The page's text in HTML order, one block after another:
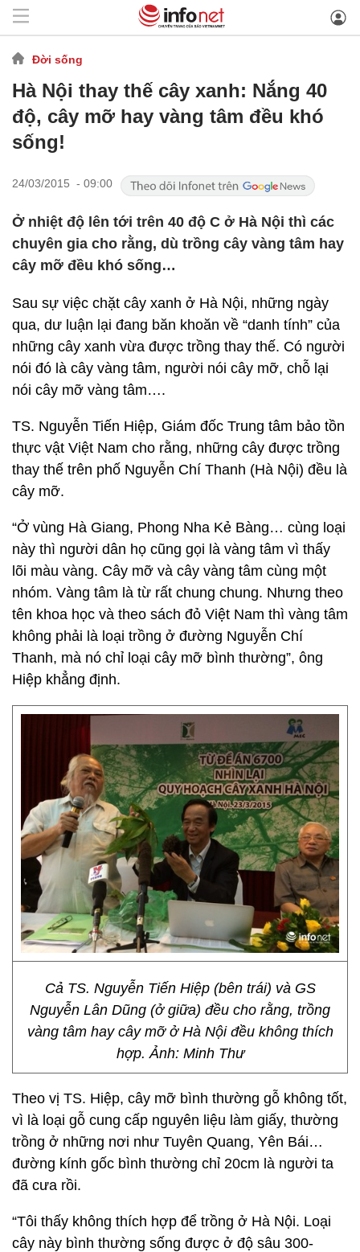
Đời sống
Hà Nội thay thế cây xanh: Nắng 40
độ, cây mỡ hay vàng tâm đều khó
sống!
24/03/2015 - 09:00
Ở nhiệt độ lên tới trên 40 độ C ở Hà Nội thì các
chuyên gia cho rằng, dù trồng cây vàng tâm hay
cây mỡ đều khó sống…
Sau sự việc chặt cây xanh ở Hà Nội, những ngày
qua, dư luận lại đang băn khoăn về “danh tính” của
những cây xanh vừa được trồng thay thế. Có người
nói đó là cây vàng tâm, người nói cây mỡ, chỗ lại
nói cây mỡ vàng tâm….
TS. Nguyễn Tiến Hiệp, Giám đốc Trung tâm bảo tồn
thực vật Việt Nam cho rằng, những cây được trồng
thay thế trên phố Nguyễn Chí Thanh (Hà Nội) đều là
cây mỡ.
“Ở vùng Hà Giang, Phong Nha Kẻ Bàng… cùng loại
này thì người dân họ cũng gọi là vàng tâm vì thấy
lõi màu vàng. Cây mỡ và cây vàng tâm cùng một
nhóm. Vàng tâm là từ rất chung chung. Nhưng theo
tên khoa học và theo sách đỏ Việt Nam thì vàng tâm
không phải là loại trồng ở đường Nguyễn Chí
Thanh, mà nó chỉ loại cây mỡ bình thường”, ông
Hiệp khẳng định.
Cả TS. Nguyễn Tiến Hiệp (bên trái) và GS
Nguyễn Lân Dũng (ở giữa) đều cho rằng, trồng
vàng tâm hay cây mỡ ở Hà Nội đều không thích
hợp. Ảnh: Minh Thư
Theo vị TS. Hiệp, cây mỡ bình thường gỗ không tốt,
vì là loại gỗ cung cấp nguyên liệu làm giấy, thường
trồng ở những nơi như Tuyên Quang, Yên Bái…
đường kính gốc bình thường chỉ 20cm là người ta
đã cưa rồi.
“Tôi thấy không thích hợp để trồng ở Hà Nội. Loại
cây này bình thường sống được ở độ sâu 300-